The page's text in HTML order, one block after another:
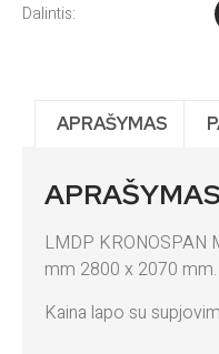
Dalintis:
APRAŠYMAS
APRAŠYMAS
LMDP KRONOSPAN
mm 2800 x 2070 mm.
Kaina lapo su